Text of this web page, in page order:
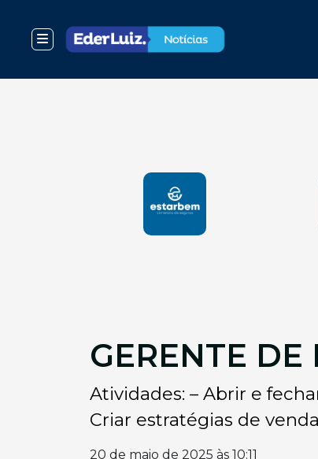
GERENTE DE
Atividades: – Abrir e
Criar estratégias de venda
20 de maio de 2025 às 10:11